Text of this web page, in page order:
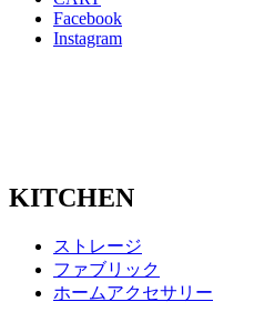
Facebook
Instagram
KITCHEN
ストレージ
ファブリック
ホームアクセサリー